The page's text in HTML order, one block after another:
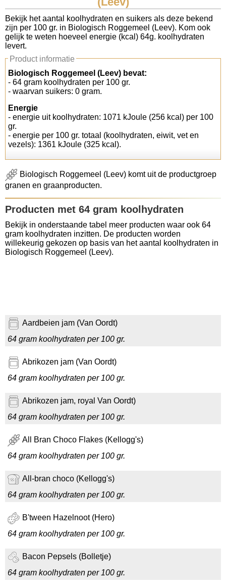
Koolhydraten tellen
Links
Bekijk het aantal koolhydraten en suikers als deze bekend
zijn per 100 gr. in Biologisch Roggemeel (Leev). Kom ook
gelijk te weten hoeveel energie (kcal) 64g. koolhydraten
levert.
Product informatie
Biologisch Roggemeel (Leev) bevat:
- 64 gram koolhydraten per 100 gr.
- waarvan suikers: 0 gram.
Energie
- energie uit koolhydraten: 1071 kJoule (256 kcal) per 100
gr.
- energie per 100 gr. totaal (koolhydraten, eiwit, vet en
vezels): 1361 kJoule (325 kcal).
Biologisch Roggemeel (Leev) komt uit de productgroep
granen en graanproducten.
Producten met 64 gram koolhydraten
Bekijk in onderstaande tabel meer producten waar ook 64
gram koolhydraten inzitten. De producten worden
willekeurig gekozen op basis van het aantal koolhydraten in
Biologisch Roggemeel (Leev).
Aardbeien jam (Van Oordt)
64 gram koolhydraten per 100 gr.
Abrikozen jam (Van Oordt)
64 gram koolhydraten per 100 gr.
Abrikozen jam, royal Van Oordt)
64 gram koolhydraten per 100 gr.
All Bran Choco Flakes (Kellogg's)
64 gram koolhydraten per 100 gr.
All-bran choco (Kellogg's)
64 gram koolhydraten per 100 gr.
B'tween Hazelnoot (Hero)
64 gram koolhydraten per 100 gr.
Bacon Pepsels (Bolletje)
64 gram koolhydraten per 100 gr.